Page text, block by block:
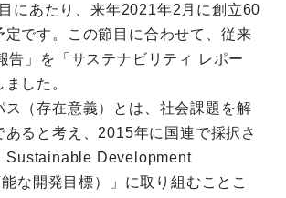
にあたり、来年2021年2月に創立60
定です。この節目に合わせて、従来
告」を「サステナビリティ レポー
した。
ス（存在意義）とは、社会課題を解
あると考え、2015年に国連で採択さ
Sustainable Development
な開発目標）」に取り組むことこ